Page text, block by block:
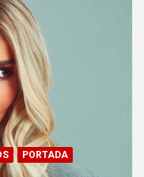
PORTADA